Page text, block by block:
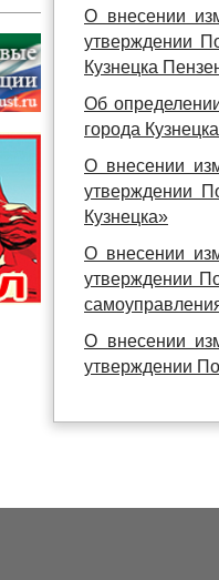
О внесении
утверждении
Кузнецка
Об
города
О внесении
утверждении
Кузнецка»
О внесении
утверждении
О внесении
утверждении